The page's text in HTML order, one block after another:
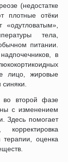
(недостатке
плотные отёки
«одутловатым»,
тела,
питании.
в
лицо, жировые
во второй фазе
с изменением
Здесь помогает
корректировка
терапии, оценка